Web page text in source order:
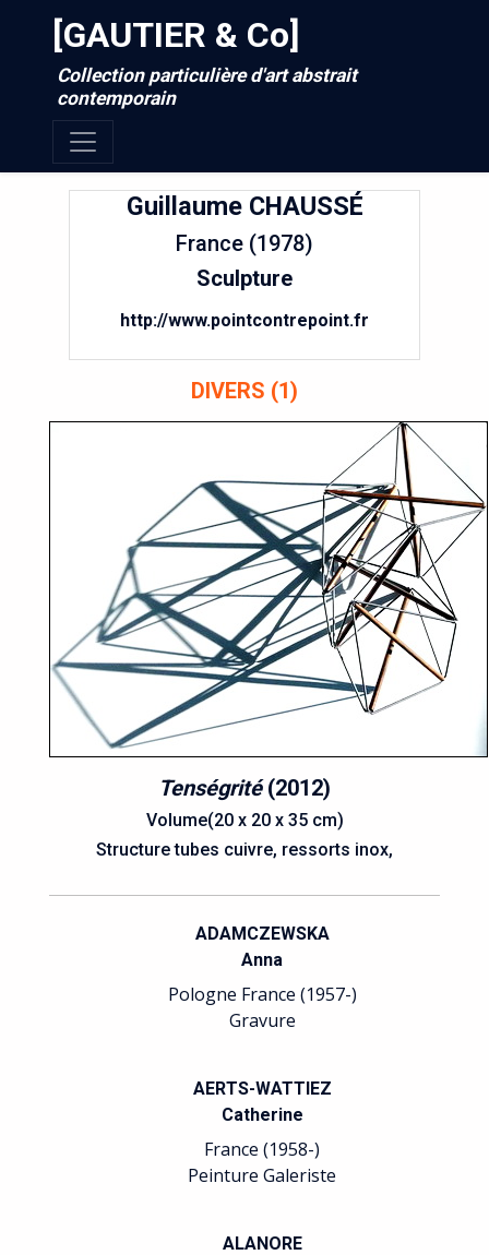
[GAUTIER & Co]
Collection particulière d'art abstrait
contemporain
Guillaume CHAUSSÉ
France (1978)
Sculpture
http://www.pointcontrepoint.fr
DIVERS (1)
Tenségrité(2012)
Volume(20 x 20 x 35 cm)
Structure tubes cuivre, ressorts inox,
ADAMCZEWSKA
Anna
Pologne France (1957-)
Gravure
AERTS-WATTIEZ
Catherine
France (1958-)
Peinture Galeriste
ALANORE